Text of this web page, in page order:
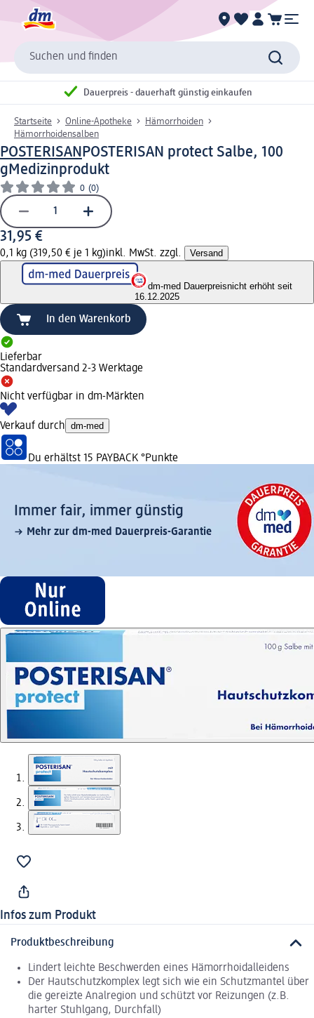
Suchen und finden
Dauerpreis - dauerhaft günstig einkaufen
Startseite Online-Apotheke
Hämorrhoiden
Hämorrhoidensalben
POSTERISANPOSTERISAN protect Salbe, 100
gMedizinprodukt
0 (0)
31,95 €
0,1 kg (319,50 € je 1 kg)inkl. MwSt. zzgl. Versand
dm-med Dauerpreisnicht erhöht seit
16.12.2025
In den Warenkorb
Lieferbar
Standardversand 2-3 Werktage
Nicht verfügbar in dm-Märkten
Verkauf durch dm-med
Du erhältst 15 PAYBACK °Punkte
Immer fair,­ immer günstig
Mehr zur dm-med Dauerpreis-Garantie
Infos zum Produkt
Produktbeschreibung
Lindert leichte Beschwerden eines Hämorrhoidalleidens
Der Hautschutzkomplex legt sich wie ein Schutzmantel über
die gereizte Analregion und schützt vor Reizungen (z.B.
harter Stuhlgang, Durchfall)